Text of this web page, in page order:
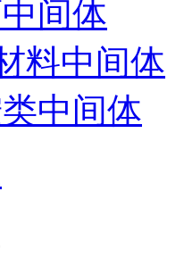
间体
料中间体
中间体